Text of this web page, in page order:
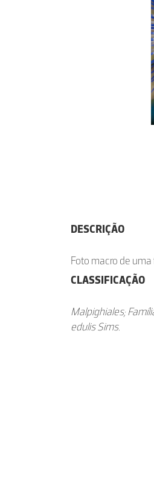
DESCRIÇÃO
Foto macro de
CLASSIFICAÇÃO
Malpighiales;
edulis Sims.